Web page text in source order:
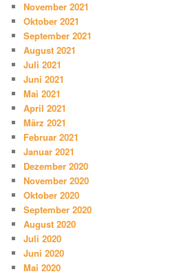
November 2021
Oktober 2021
September 2021
August 2021
Juli 2021
Juni 2021
Mai 2021
April 2021
März 2021
Februar 2021
Januar 2021
Dezember 2020
November 2020
Oktober 2020
September 2020
August 2020
Juli 2020
Juni 2020
Mai 2020